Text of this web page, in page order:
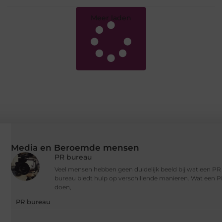
Meer laden
Media en Beroemde mensen
PR bureau
Veel mensen hebben geen duidelijk beeld bij wat een
bureau biedt hulp op verschillende manieren. Wat een
doen,
PR bureau